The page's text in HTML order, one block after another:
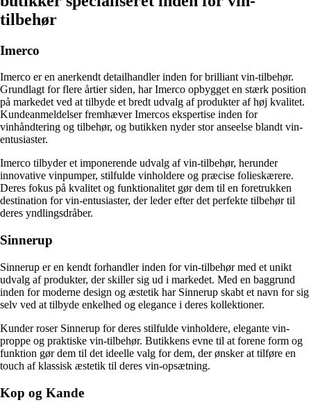
tilbehør
Imerco
Imerco er en anerkendt detailhandler inden for brilliant vin-tilbehør.
Grundlagt for flere årtier siden, har Imerco opbygget en stærk position
på markedet ved at tilbyde et bredt udvalg af produkter af høj kvalitet.
Kundeanmeldelser fremhæver Imercos ekspertise inden for
vinhåndtering og tilbehør, og butikken nyder stor anseelse blandt vin-
entusiaster.
Imerco tilbyder et imponerende udvalg af vin-tilbehør, herunder
innovative vinpumper, stilfulde vinholdere og præcise folieskærere.
Deres fokus på kvalitet og funktionalitet gør dem til en foretrukken
destination for vin-entusiaster, der leder efter det perfekte tilbehør til
deres yndlingsdråber.
Sinnerup
Sinnerup er en kendt forhandler inden for vin-tilbehør med et unikt
udvalg af produkter, der skiller sig ud i markedet. Med en baggrund
inden for moderne design og æstetik har Sinnerup skabt et navn for sig
selv ved at tilbyde enkelhed og elegance i deres kollektioner.
Kunder roser Sinnerup for deres stilfulde vinholdere, elegante vin-
proppe og praktiske vin-tilbehør. Butikkens evne til at forene form og
funktion gør dem til det ideelle valg for dem, der ønsker at tilføre en
touch af klassisk æstetik til deres vin-opsætning.
Kop og Kande